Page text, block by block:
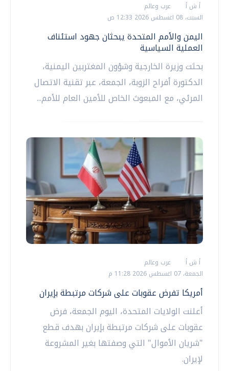
أ ش أ
عرب وعالم
السبت، 08 اغسطس 2026 12:33 ص
اليمن والأمم المتحدة يبحثان جهود استئناف
العملية السياسية
بحثت وزيرة الخارجية وشؤون المغتربين اليمنية،
الدكتورة أفراح الزوبة، الجمعة، عبر تقنية الاتصال
المرئي، مع المبعوث الخاص للأمين العام للأمم...
أ ش أ
عرب وعالم
الجمعة، 07 اغسطس 2026 11:28 م
أمريكا تفرض عقوبات على شركات مرتبطة بإيران
أعلنت الولايات المتحدة، اليوم الجمعة، فرض
عقوبات على شركات مرتبطة بإيران بهدف قطع
"شريان الأموال" التي وصفتها بغير المشروعة
لإيران.